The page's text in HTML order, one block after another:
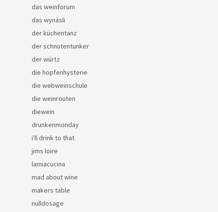
das weinforum
das wynäsli
der küchentanz
der schnutentunker
der würtz
die hopfenhysterie
die webweinschule
die weinrouten
diewein
drunkenmonday
i'll drink to that
jims loire
lamiacucina
mad about wine
makers table
nulldosage